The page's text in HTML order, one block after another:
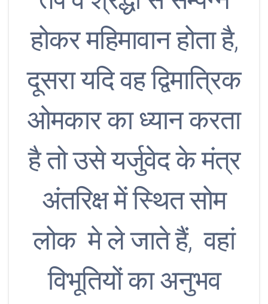
होकर महिमावान होता है,
दूसरा यदि वह द्विमात्रिक
ओमकार का ध्यान करता
है तो उसे यर्जुवेद के मंत्र
अंतरिक्ष में स्थित सोम
लोक मे ले जाते हैं, वहां
विभूतियों का अनुभव